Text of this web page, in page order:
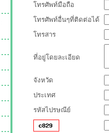
โทรศัพท์มือถือ
โทรศัพท์อื่นๆที่ติดต่อได้
โทรสาร
ที่อยู่โดยละเอียด
จังหวัด
ประเทศ
รหัสไปรษณีย์